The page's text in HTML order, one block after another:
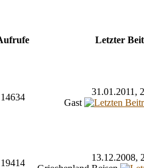
Letzter
14634
31.01.2011,
Gast
19414
13.12.2008,